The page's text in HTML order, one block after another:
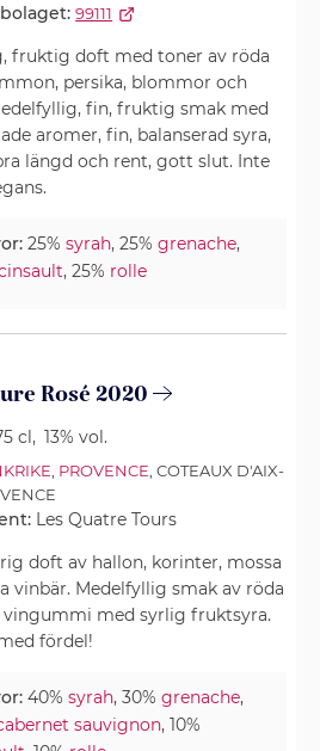
99111
fruktig doft med toner av röda
persika, blommor och
fin, fruktig smak med
aromer, fin, balanserad syra,
längd och rent, gott slut. Inte
25%syrah, 25%grenache,
, 25% rolle
Rosé 2020
cl, 13% vol.
PROVENCE , COTEAUX D'AIX-
Les Quatre Tours
doft av hallon, korinter, mossa
vinbär. Medelfyllig smak av röda
vingummi med syrlig fruktsyra.
fördel!
40%syrah, 30%grenache,
sauvignon, 10%